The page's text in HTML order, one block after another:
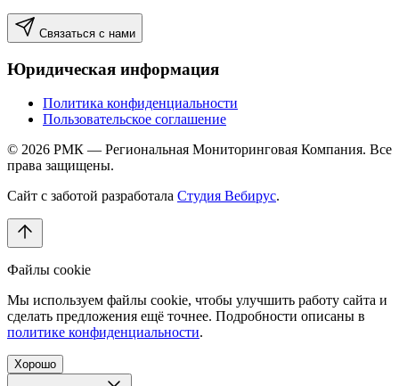
Связаться с нами
Юридическая информация
Политика конфиденциальности
Пользовательское соглашение
© 2026 РМК — Региональная Мониторинговая Компания. Все
права защищены.
Сайт с заботой разработала Студия Вебирус.
Файлы cookie
Мы используем файлы cookie, чтобы улучшить работу сайта и
сделать предложения ещё точнее. Подробности описаны в
политике конфиденциальности.
Хорошо